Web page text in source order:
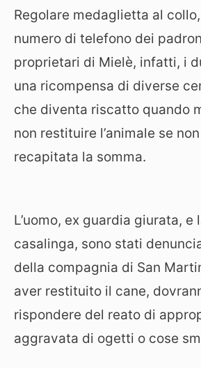
Regolare medaglietta al
numero di telefono dei
proprietari di Mielè, infatti, i
una ricompensa di diverse
che diventa riscatto quando
non restituire l’animale se
recapitata la somma.
L’uomo, ex guardia giurata, e
casalinga, sono stati
della compagnia di San
aver restituito il cane,
rispondere del reato di
aggravata di ogetti o cose